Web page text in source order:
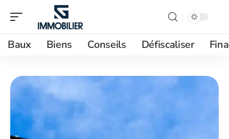
Baux Biens Conseils Défiscaliser